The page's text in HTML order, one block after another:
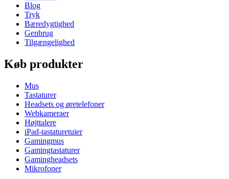
Blog
Tryk
Bæredygtighed
Genbrug
Tilgængelighed
Køb produkter
Mus
Tastaturer
Headsets og øretelefoner
Webkameraer
Højttalere
iPad-tastaturetuier
Gamingmus
Gamingtastaturer
Gamingheadsets
Mikrofoner